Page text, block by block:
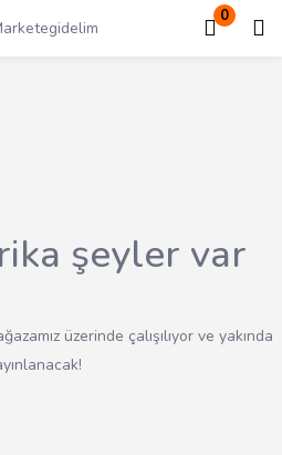
0
Kayıt ol
şeyler var
üzerinde çalışılıyor ve yakında